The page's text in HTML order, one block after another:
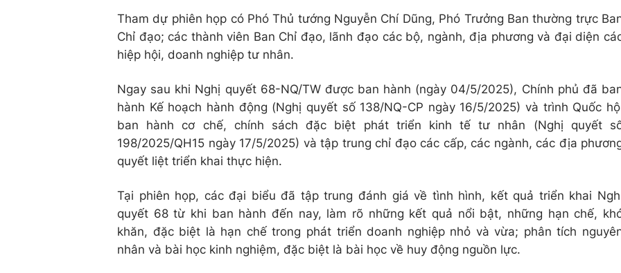
Tham dự phiên họp có Phó Thủ tướng Nguyễn Chí Dũng, Phó Trưởng Ban thường trực
Chỉ đạo; các thành viên Ban Chỉ đạo, lãnh đạo các bộ, ngành, địa phương và đại diện
hiệp hội, doanh nghiệp tư nhân.
Ngay sau khi Nghị quyết 68-NQ/TW được ban hành (ngày 04/5/2025), Chính phủ đã
hành Kế hoạch hành động (Nghị quyết số 138/NQ-CP ngày 16/5/2025) và trình Quốc
ban hành cơ chế, chính sách đặc biệt phát triển kinh tế tư nhân (Nghị quyết
198/2025/QH15 ngày 17/5/2025) và tập trung chỉ đạo các cấp, các ngành, các địa
quyết liệt triển khai thực hiện.
Tại phiên họp, các đại biểu đã tập trung đánh giá về tình hình, kết quả triển khai
quyết 68 từ khi ban hành đến nay, làm rõ những kết quả nổi bật, những hạn chế,
khăn, đặc biệt là hạn chế trong phát triển doanh nghiệp nhỏ và vừa; phân tích
nhân và bài học kinh nghiệm, đặc biệt là bài học về huy động nguồn lực.